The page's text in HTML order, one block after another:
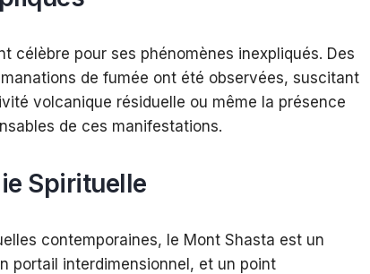
célèbre pour ses phénomènes inexpliqués. Des
de fumée ont été observées, suscitant
volcanique résiduelle ou même la présence
de ces manifestations.
Spirituelle
contemporaines, le Mont Shasta est un
portail interdimensionnel, et un point